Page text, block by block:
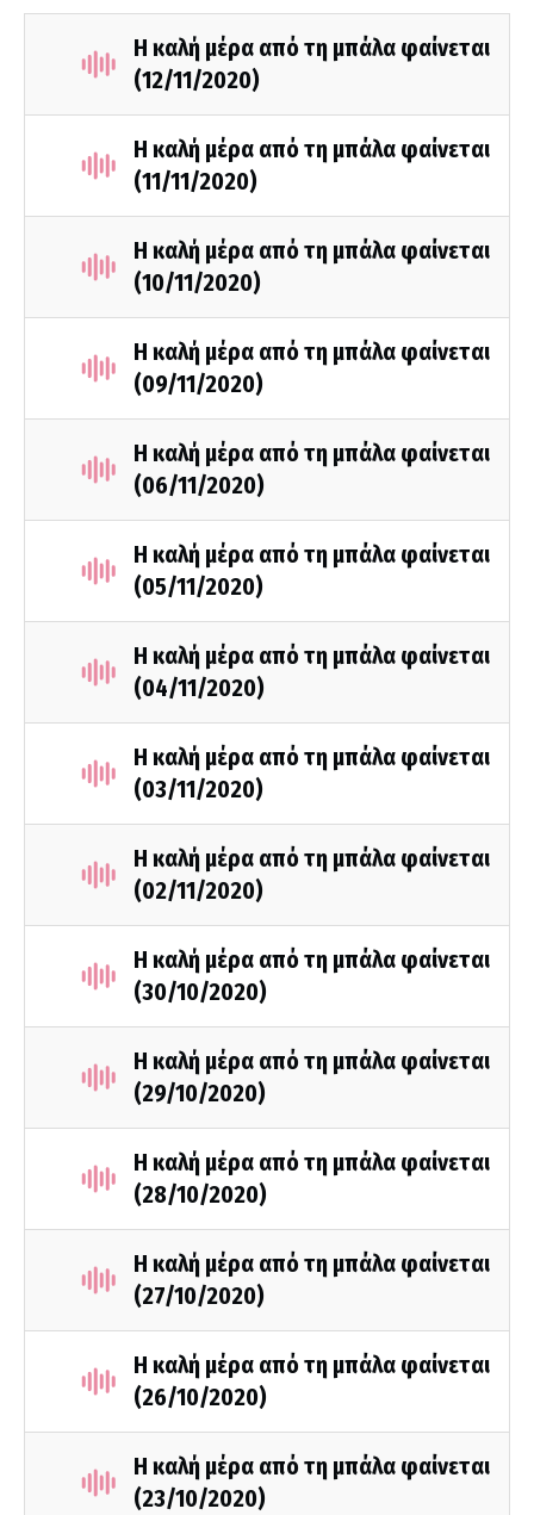
Η καλή μέρα από τη μπάλα φαίνεται
(12/11/2020)
Η καλή μέρα από τη μπάλα φαίνεται
(11/11/2020)
Η καλή μέρα από τη μπάλα φαίνεται
(10/11/2020)
Η καλή μέρα από τη μπάλα φαίνεται
(09/11/2020)
Η καλή μέρα από τη μπάλα φαίνεται
(06/11/2020)
Η καλή μέρα από τη μπάλα φαίνεται
(05/11/2020)
Η καλή μέρα από τη μπάλα φαίνεται
(04/11/2020)
Η καλή μέρα από τη μπάλα φαίνεται
(03/11/2020)
Η καλή μέρα από τη μπάλα φαίνεται
(02/11/2020)
Η καλή μέρα από τη μπάλα φαίνεται
(30/10/2020)
Η καλή μέρα από τη μπάλα φαίνεται
(29/10/2020)
Η καλή μέρα από τη μπάλα φαίνεται
(28/10/2020)
Η καλή μέρα από τη μπάλα φαίνεται
(27/10/2020)
Η καλή μέρα από τη μπάλα φαίνεται
(26/10/2020)
Η καλή μέρα από τη μπάλα φαίνεται
(23/10/2020)